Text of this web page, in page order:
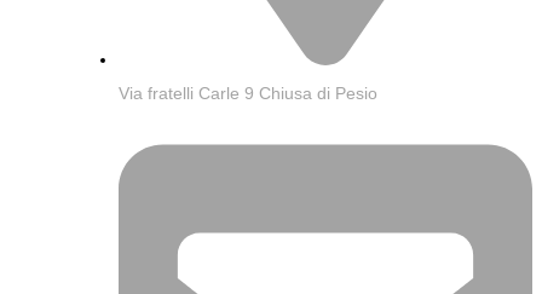
Via fratelli Carle 9 Chiusa di Pesio